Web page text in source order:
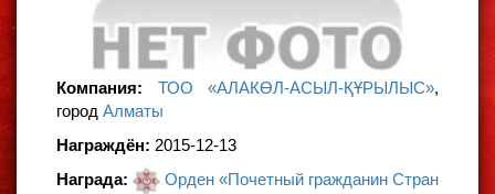
Компания: ТОО «АЛАКӨЛ-АСЫЛ-ҚҰРЫЛЫС»,
город Алматы
Награждён: 2015-12-13
Награда:
Орден «Почетный гражданин Стран